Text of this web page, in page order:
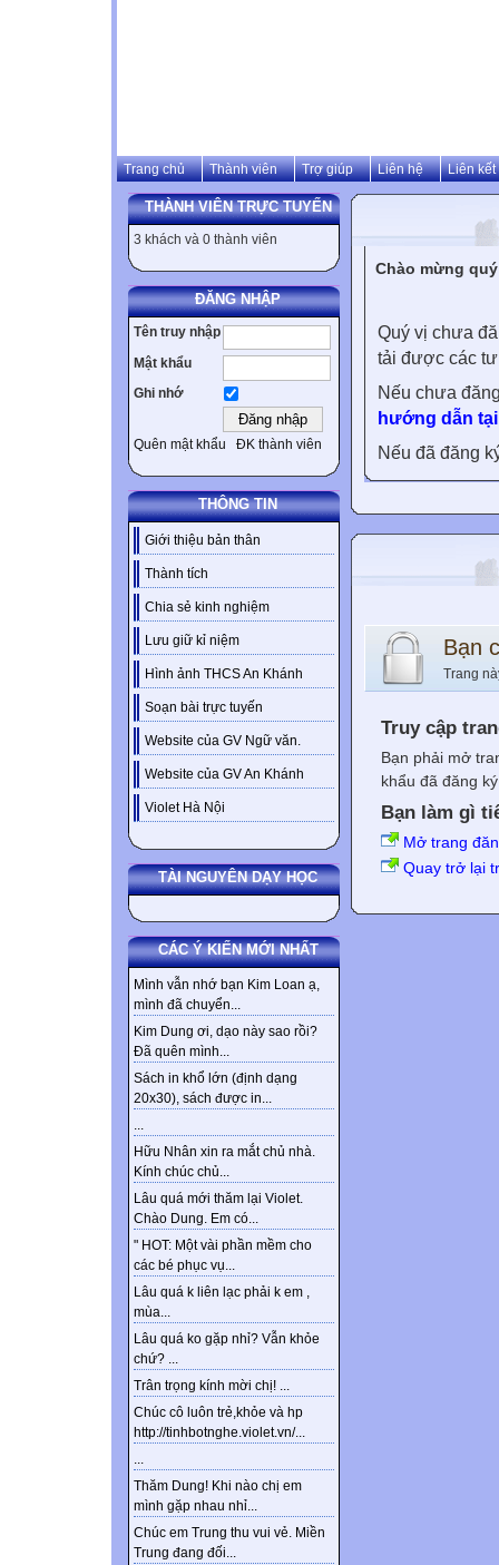
Trang chủ Thành viên Trợ giúp Liên hệ Liên kết
THÀNH VIÊN TRỰC TUYẾN
3 khách và 0 thành viên
ĐĂNG NHẬP
Tên truy nhập
Mật khẩu
Ghi nhớ
Quên mật khẩu ĐK thành viên
THÔNG TIN
Giới thiệu bản thân
Thành tích
Chia sẻ kinh nghiệm
Lưu giữ kỉ niệm
Hình ảnh THCS An Khánh
Soạn bài trực tuyến
Website của GV Ngữ văn.
Website của GV An Khánh
Violet Hà Nội
TÀI NGUYÊN DẠY HỌC
CÁC Ý KIẾN MỚI NHẤT
Mình vẫn nhớ bạn Kim Loan ạ,
mình đã chuyển...
Kim Dung ơi, dạo này sao rồi?
Đã quên mình...
Sách in khổ lớn (định dạng
20x30), sách được in...
...
Hữu Nhân xin ra mắt chủ nhà.
Kính chúc chủ...
Lâu quá mới thăm lại Violet.
Chào Dung. Em có...
" HOT: Một vài phần mềm cho
các bé phục vụ...
Lâu quá k liên lạc phải k em ,
mùa...
Lâu quá ko gặp nhỉ? Vẫn khỏe
chứ? ...
Trân trọng kính mời chị! ...
Chúc cô luôn trẻ,khỏe và hp
http://tinhbotnghe.violet.vn/...
...
Thăm Dung! Khi nào chị em
mình gặp nhau nhỉ...
Chúc em Trung thu vui vẻ. Miền
Trung đang đối...
Chào mừng
Quý vị chưa
tải được các
Nếu chưa
hướng dẫn
Nếu đã đăng
Bạn
Trang
Truy cập
Bạn phải mở
khẩu đã đăng
Bạn làm gì
Mở trang
Quay trở lại